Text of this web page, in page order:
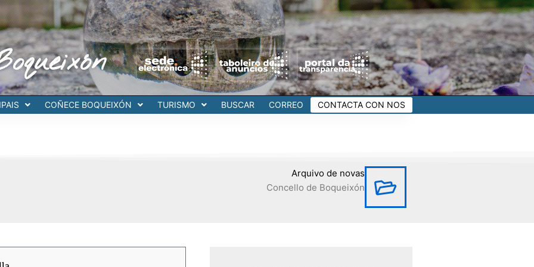
COÑECE BOQUEIXÓN TURISMO BUSCAR CORREO CONTACTA CON NOS
Arquivo de novas
Concello de Boqueixón